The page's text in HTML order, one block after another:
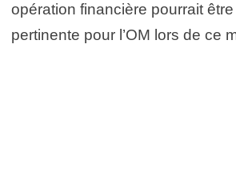
opération financière pourrait
pertinente pour l’OM lors de ce